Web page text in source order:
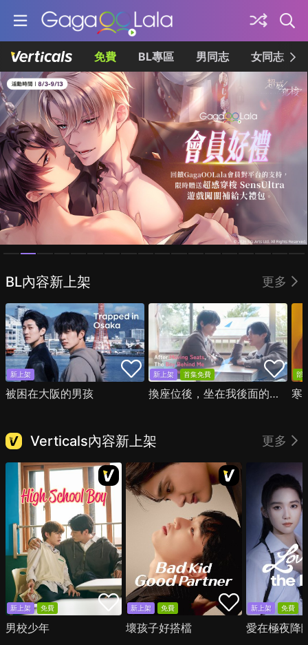
免費 BL專區 男同志 女同志
Homepage
BL內容新上架 更多
新上架
被困在大阪的男孩
新上架 首集免費
換座位後，坐在我後面的男生好像喜歡我
部
寒
Verticals內容新上架 更多
新上架 免費
男校少年
新上架 免費
壞孩子好搭檔
新上架 免費
愛在極夜降